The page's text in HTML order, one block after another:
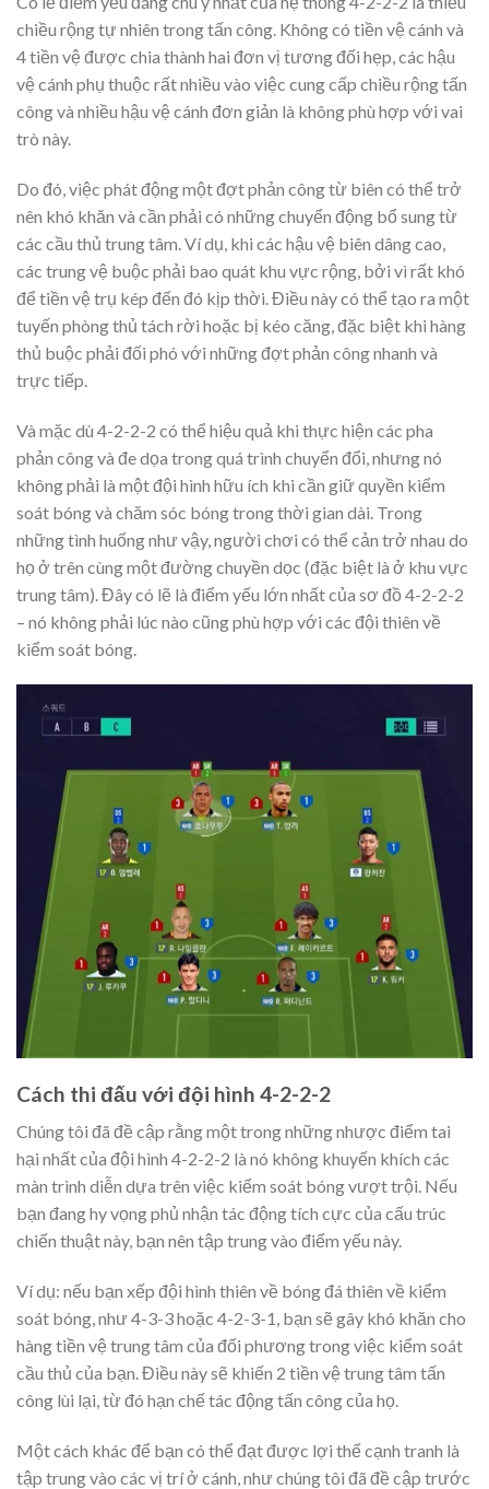
chiều rộng tự nhiên trong tấn công. Không có tiền vệ cánh và
4 tiền vệ được chia thành hai đơn vị tương đối hẹp, các hậu
vệ cánh phụ thuộc rất nhiều vào việc cung cấp chiều rộng tấn
công và nhiều hậu vệ cánh đơn giản là không phù hợp với vai
trò này.
Do đó, việc phát động một đợt phản công từ biên có thể trở
nên khó khăn và cần phải có những chuyển động bổ sung từ
các cầu thủ trung tâm. Ví dụ, khi các hậu vệ biên dâng cao,
các trung vệ buộc phải bao quát khu vực rộng, bởi vì rất khó
để tiền vệ trụ kép đến đó kịp thời. Điều này có thể tạo ra một
tuyến phòng thủ tách rời hoặc bị kéo căng, đặc biệt khi hàng
thủ buộc phải đối phó với những đợt phản công nhanh và
trực tiếp.
Và mặc dù 4-2-2-2 có thể hiệu quả khi thực hiện các pha
phản công và đe dọa trong quá trình chuyển đổi, nhưng nó
không phải là một đội hình hữu ích khi cần giữ quyền kiểm
soát bóng và chăm sóc bóng trong thời gian dài. Trong
những tình huống như vậy, người chơi có thể cản trở nhau do
họ ở trên cùng một đường chuyền dọc (đặc biệt là ở khu vực
trung tâm). Đây có lẽ là điểm yếu lớn nhất của sơ đồ 4-2-2-2
– nó không phải lúc nào cũng phù hợp với các đội thiên về
kiểm soát bóng.
Cách thi đấu với đội hình 4-2-2-2
Chúng tôi đã đề cập rằng một trong những nhược điểm tai
hại nhất của đội hình 4-2-2-2 là nó không khuyến khích các
màn trình diễn dựa trên việc kiểm soát bóng vượt trội. Nếu
bạn đang hy vọng phủ nhận tác động tích cực của cấu trúc
chiến thuật này, bạn nên tập trung vào điểm yếu này.
Ví dụ: nếu bạn xếp đội hình thiên về bóng đá thiên về kiểm
soát bóng, như 4-3-3 hoặc 4-2-3-1, bạn sẽ gây khó khăn cho
hàng tiền vệ trung tâm của đối phương trong việc kiểm soát
cầu thủ của bạn. Điều này sẽ khiến 2 tiền vệ trung tâm tấn
công lùi lại, từ đó hạn chế tác động tấn công của họ.
Một cách khác để bạn có thể đạt được lợi thế cạnh tranh là
tập trung vào các vị trí ở cánh, như chúng tôi đã đề cập trước